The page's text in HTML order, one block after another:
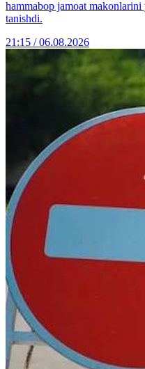
hammabop jamoat
tanishdi.
21:15 / 06.08.2026